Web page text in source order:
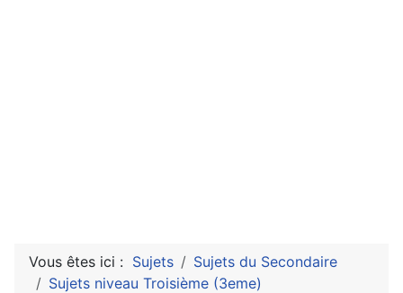
Vous êtes ici : Sujets
Sujets du Secondaire
Sujets niveau Troisième (3eme)